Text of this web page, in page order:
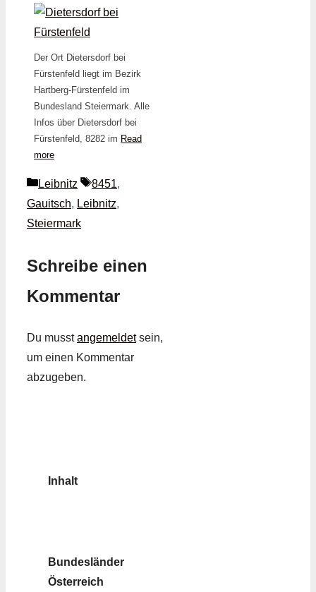
Der Ort Dietersdorf bei
Fürstenfeld liegt im Bezirk
Hartberg-Fürstenfeld im
Bundesland Steiermark. Alle
Infos über Dietersdorf bei
Fürstenfeld, 8282 im Read
more
Kategorien
Leibnitz Schlagwörter
8451,
Gauitsch, Leibnitz,
Steiermark
Schreibe einen
Kommentar
Du musstangemeldetsein,
um einen Kommentar
abzugeben.
Inhalt
Bundesländer
Österreich